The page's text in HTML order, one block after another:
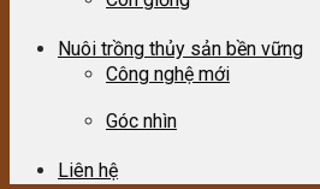
Nuôi trồng thủy sản bền vững
Công nghệ mới
Góc nhìn
Liên hệ